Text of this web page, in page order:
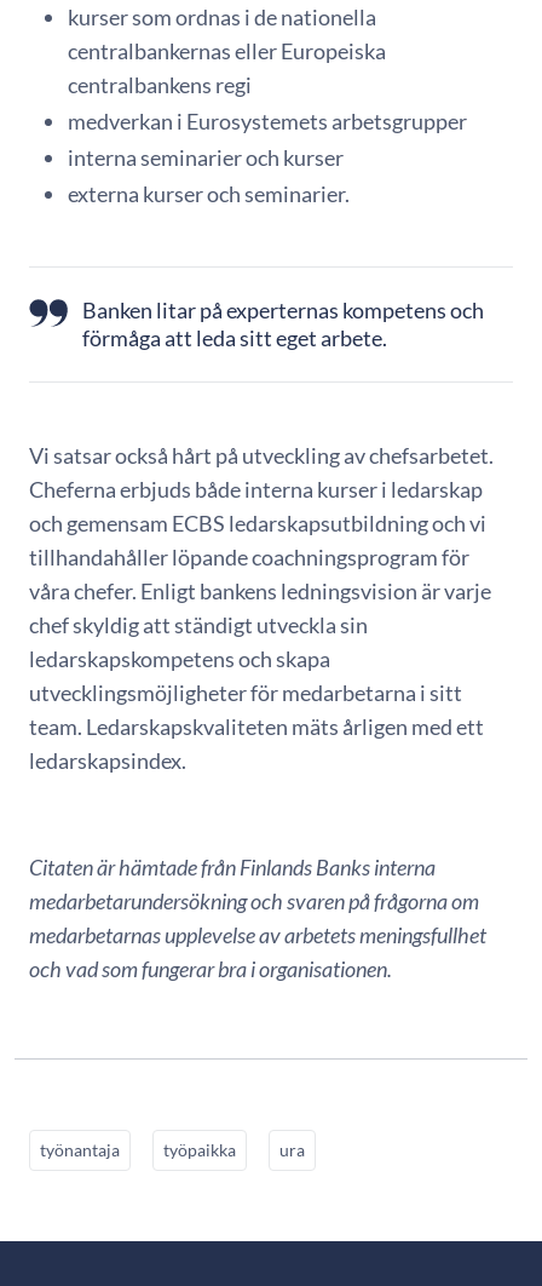
kurser som ordnas i de nationella
centralbankernas eller Europeiska
centralbankens regi
medverkan i Eurosystemets arbetsgrupper
interna seminarier och kurser
externa kurser och seminarier.
Banken litar på experternas kompetens och
förmåga att leda sitt eget arbete.
Vi satsar också hårt på utveckling av chefsarbetet.
Cheferna erbjuds både interna kurser i ledarskap
och gemensam ECBS ledarskapsutbildning och vi
tillhandahåller löpande coachningsprogram för
våra chefer. Enligt bankens ledningsvision är varje
chef skyldig att ständigt utveckla sin
ledarskapskompetens och skapa
utvecklingsmöjligheter för medarbetarna i sitt
team. Ledarskapskvaliteten mäts årligen med ett
ledarskapsindex.
Citaten är hämtade från Finlands Banks interna
medarbetarundersökning och svaren på frågorna om
medarbetarnas upplevelse av arbetets meningsfullhet
och vad som fungerar bra i organisationen.
työnantaja työpaikka ura